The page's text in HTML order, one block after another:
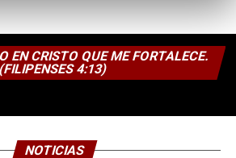
EN CRISTO QUE ME FORTALECE.
(FILIPENSES 4:13)
NOTICIAS